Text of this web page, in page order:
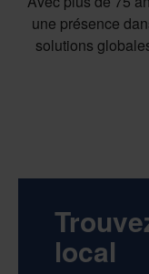
une présence
solutions
local